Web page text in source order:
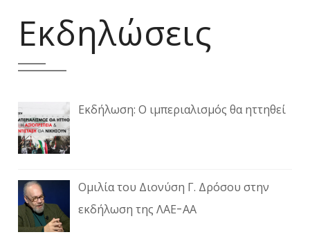
Εκδηλώσεις
Εκδήλωση: Ο ιμπεριαλισμός θα ηττηθεί
Ομιλία του Διονύση Γ. Δρόσου στην
εκδήλωση της ΛΑΕ-ΑΑ